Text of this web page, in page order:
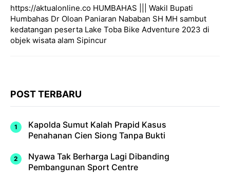
https://aktualonline.co HUMBAHAS ||| Wakil Bupati
Humbahas Dr Oloan Paniaran Nababan SH MH sambut
kedatangan peserta Lake Toba Bike Adventure 2023 di
objek wisata alam Sipincur
POST TERBARU
Kapolda Sumut Kalah Prapid Kasus
Penahanan Cien Siong Tanpa Bukti
Nyawa Tak Berharga Lagi Dibanding
Pembangunan Sport Centre